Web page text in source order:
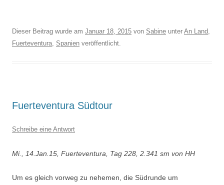
Dieser Beitrag wurde am Januar 18, 2015 von Sabine unter An Land,
Fuerteventura, Spanien veröffentlicht.
Fuerteventura Südtour
Schreibe eine Antwort
Mi., 14.Jan.15, Fuerteventura, Tag 228, 2.341 sm von HH
Um es gleich vorweg zu nehemen, die Südrunde um